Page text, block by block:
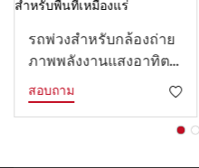
รถพ่วงสำหรับกล้องถ่าย
ภาพพลังงานแสงอาทิตย์
BIGLUX พร้อมแบตเตอรี่
เจล เสาแบบยืดหดได้กัน
สอบถาม